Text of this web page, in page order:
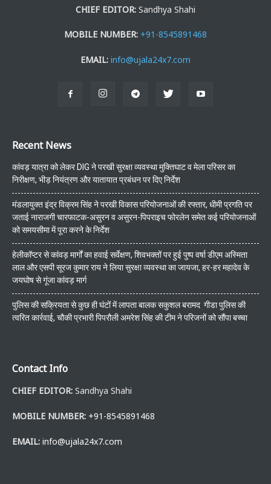
CHIEF EDITOR: Sandhya Shahi
MOBILE NUMBER: +91-8545891468
EMAIL: info@ujala24x7.com
Recent News
कांवड़ यात्रा को लेकर DIG ने परखी सुरक्षा व्यवस्था मुक्तिघाट व मेला परिसर का
निरीक्षण, भीड़ नियंत्रण और यातायात प्रबंधन पर दिए निर्देश
मंडलायुक्त इंद्र विक्रम सिंह ने परखी विकास परियोजनाओं की रफ्तार, धीमी प्रगति पर
जताई नाराजगी चारफाटक-असुरन व असुरन-पिपराइच फोरलेन समेत कई परियोजनाओं
को समयसीमा में पूरा करने के निर्देश
हेलीकॉप्टर से कांवड़ मार्गों का हवाई सर्वेक्षण, शिवभक्तों पर हुई पुष्प वर्षा डीएम अस्मिता
लाल और एसपी सूरज कुमार राय ने लिया सुरक्षा व्यवस्था का जायजा, हर-हर महादेव के
जयघोष से गूंजा कांवड़ मार्ग
पुलिस की सक्रियता से कुछ ही घंटों में लापता बालक सकुशल बरामद गीडा पुलिस की
त्वरित कार्रवाई, चौकी प्रभारी पिपरौली अमरेश सिंह की टीम ने परिजनों को सौंपा बच्चा
Contact Info
CHIEF EDITOR: Sandhya Shahi
MOBILE NUMBER: +91-8545891468
EMAIL: info@ujala24x7.com